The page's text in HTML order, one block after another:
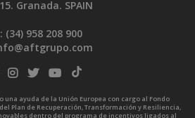
Granada. SPAIN
(34) 958 208 900
una ayuda de la Unión Europea con cargo al Fondo
Plan de Recuperación, Transformación y Resiliencia,
dentro del programa de incentivos ligados al